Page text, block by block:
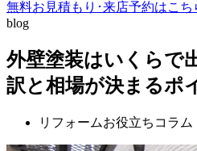
無料お見積もり･来店予約はこち
blog
外壁塗装はいくらで
訳と相場が決まるポ
リフォームお役立ちコラム